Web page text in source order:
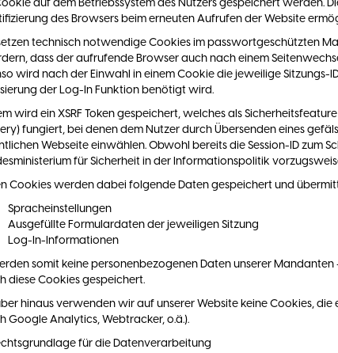
auf dem Betriebssystem des Nutzers gespeichert werden.
des Browsers beim erneuten Aufrufen der Website
technisch notwendige Cookies im passwortgeschützten
dass der aufrufende Browser auch nach einem
wird nach der Einwahl in einem Cookie die jeweilige
der Log-In Funktion benötigt wird.
wird ein XSRF Token gespeichert, welches als
fungiert, bei denen dem Nutzer durch Übersenden eines
Webseite einwählen. Obwohl bereits die Session-ID zum
für Sicherheit in der Informationspolitik
Cookies werden dabei folgende Daten gespeichert und
Spracheinstellungen
Ausgefüllte Formulardaten der jeweiligen Sitzung
Log-In-Informationen
somit keine personenbezogenen Daten unserer
diese Cookies gespeichert.
hinaus verwenden wir auf unserer Website keine Cookies,
Google Analytics, Webtracker, o.ä.).
für die Datenverarbeitung